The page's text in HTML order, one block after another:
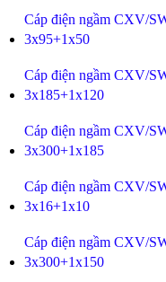
Cáp điện ngầm CXV/
3x95+1x50
Cáp điện ngầm CXV/
3x185+1x120
Cáp điện ngầm CXV/
3x300+1x185
Cáp điện ngầm CXV/
3x16+1x10
Cáp điện ngầm CXV/
3x300+1x150